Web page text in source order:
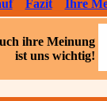
Fazit Ihre
ihre Meinung
ist uns wichtig!